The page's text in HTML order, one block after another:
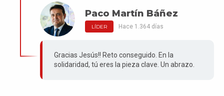
Paco Martín Báñez
LÍDER Hace 1.364 días
Gracias Jesús!! Reto conseguido. En la
solidaridad, tú eres la pieza clave. Un abrazo.